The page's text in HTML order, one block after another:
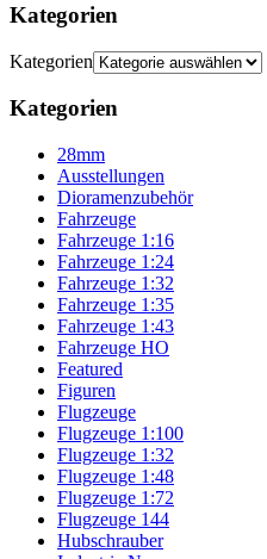
Kategorien
Kategorien
Kategorien
28mm
Ausstellungen
Dioramenzubehör
Fahrzeuge
Fahrzeuge 1:16
Fahrzeuge 1:24
Fahrzeuge 1:32
Fahrzeuge 1:35
Fahrzeuge 1:43
Fahrzeuge HO
Featured
Figuren
Flugzeuge
Flugzeuge 1:100
Flugzeuge 1:32
Flugzeuge 1:48
Flugzeuge 1:72
Flugzeuge 144
Hubschrauber